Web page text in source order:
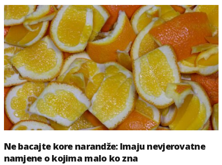
Ne bacajte kore narandže: Imaju nevjerovatne
namjene o kojima malo ko zna